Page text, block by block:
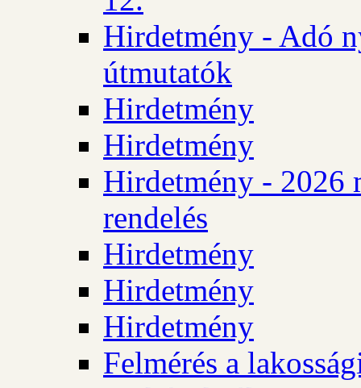
Hirdetmény - Adó
útmutatók
Hirdetmény
Hirdetmény
Hirdetmény - 2026
rendelés
Hirdetmény
Hirdetmény
Hirdetmény
Felmérés a